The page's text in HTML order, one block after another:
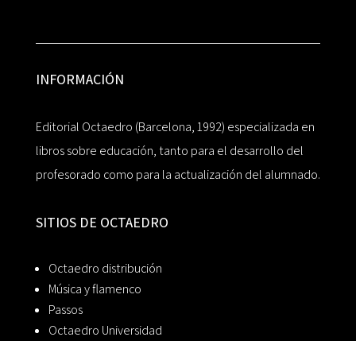
INFORMACIÓN
Editorial Octaedro (Barcelona, 1992) especializada en
libros sobre educación, tanto para el desarrollo del
profesorado como para la actualización del alumnado.
SITIOS DE OCTAEDRO
Octaedro distribución
Música y flamenco
Passos
Octaedro Universidad